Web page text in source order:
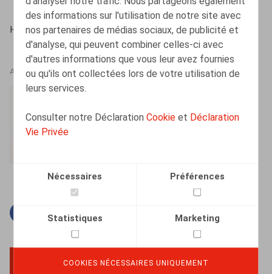
des informations sur l'utilisation de notre site avec
nos partenaires de médias sociaux, de publicité et
d'analyse, qui peuvent combiner celles-ci avec
d'autres informations que vous leur avez fournies
ou qu'ils ont collectées lors de votre utilisation de
leurs services.
Consulter notre DéclarationCookie et Déclaration
Vie Privée
Nécessaires Préférences
Statistiques Marketing
COOKIES NÉCESSAIRES UNIQUEMENT
HR.square (online), 15/04/2022
AUTEURS
Collaborateur
Facebook
TwitterLinkedin